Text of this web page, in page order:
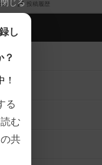
投稿履歴
閉じる
し
？
る
む
共